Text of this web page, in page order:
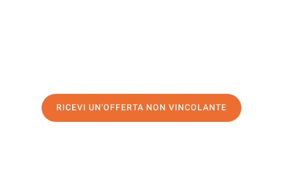
RICEVI UN'OFFERTA NON VINCOLANTE